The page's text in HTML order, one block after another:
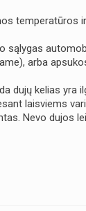
temperatūros
sąlygas
arba
dujų kelias yra
laisviems
Nevo dujos